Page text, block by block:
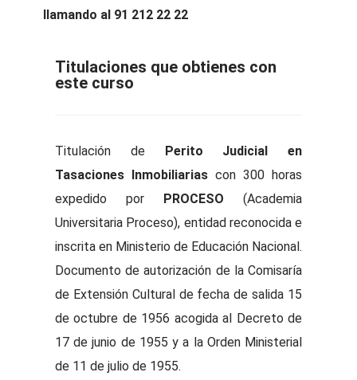
llamando al 91 212 22 22
Titulaciones que obtienes con
este curso
Titulación de Perito Judicial en
Tasaciones Inmobiliarias con 300 horas
expedido por PROCESO (Academia
Universitaria Proceso), entidad reconocida e
inscrita en Ministerio de Educación Nacional.
Documento de autorización de la Comisaría
de Extensión Cultural de fecha de salida 15
de octubre de 1956 acogida al Decreto de
17 de junio de 1955 y a la Orden Ministerial
de 11 de julio de 1955.